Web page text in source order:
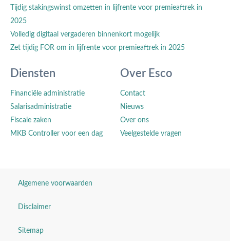
Tijdig stakingswinst omzetten in lijfrente voor premieaftrek in
2025
Volledig digitaal vergaderen binnenkort mogelijk
Zet tijdig FOR om in lijfrente voor premieaftrek in 2025
Diensten
Financiële administratie
Salarisadministratie
Fiscale zaken
MKB Controller voor een dag
Over Esco
Contact
Nieuws
Over ons
Veelgestelde vragen
Algemene voorwaarden
Disclaimer
Sitemap